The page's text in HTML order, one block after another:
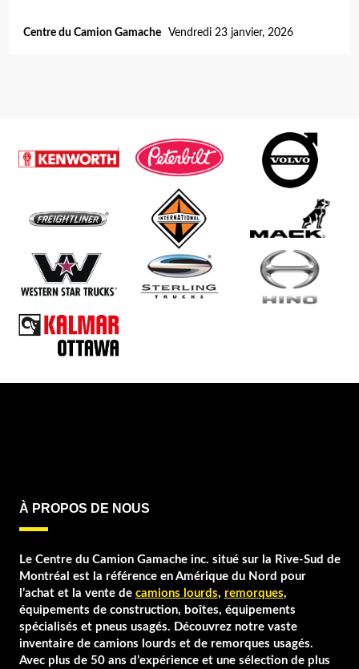
Centre du Camion Gamache Vendredi 23 janvier, 2026
À PROPOS DE NOUS
Le Centre du Camion Gamache inc. situé sur la Rive-Sud de
Montréal est la référence en Amérique du Nord pour
l’achat et la vente de camions lourds, remorques,
équipements de construction, boîtes, équipements
spécialisés et pneus usagés. Découvrez notre vaste
inventaire de camions lourds et de remorques usagés.
Avec plus de 50 ans d’expérience et une sélection de plus